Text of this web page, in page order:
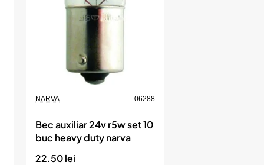
NARVA 06288
Bec auxiliar 24v r5w set 10
buc heavy duty narva
22.50 lei